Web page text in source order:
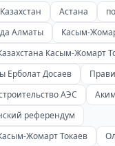
Казахстан Астана
Алматы
Касым-
Касым-Жомарт
Ерболат Досаев
АЭС
референдум
Жомарт Токаев